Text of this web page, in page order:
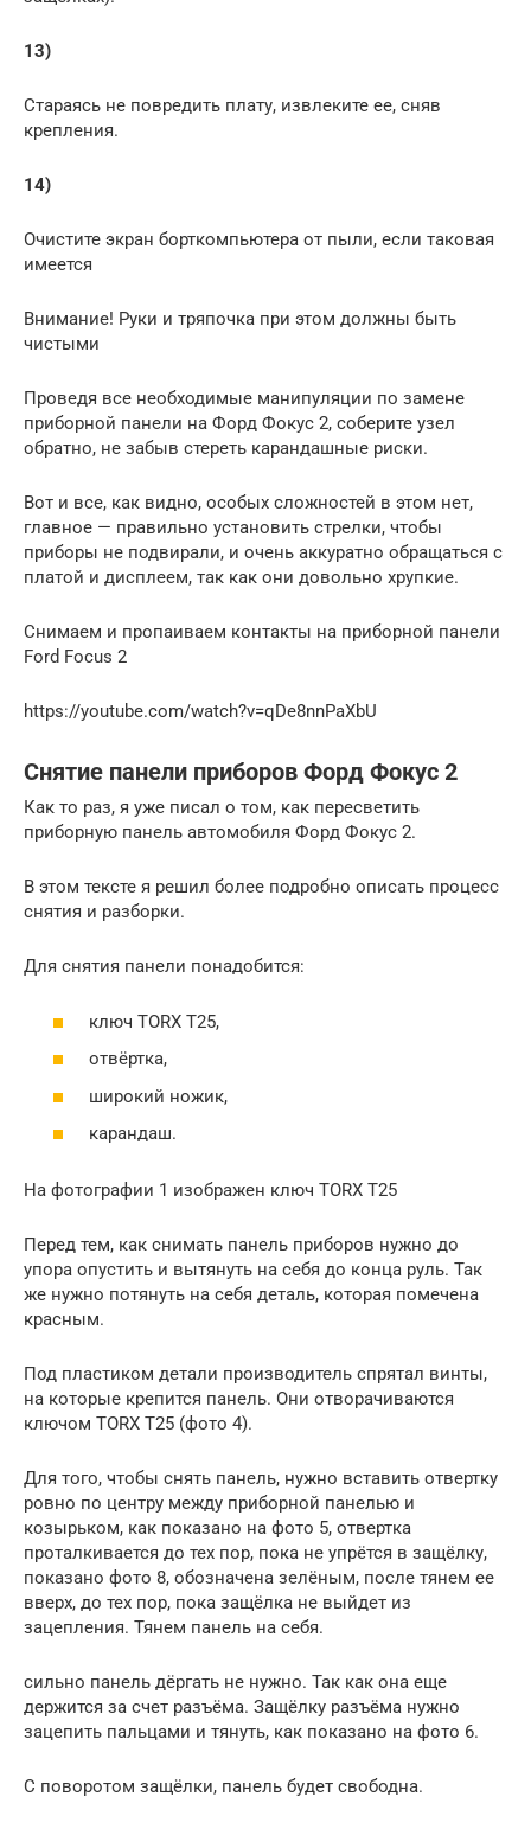
13)
Стараясь не повредить плату, извлеките ее, сняв
крепления.
14)
Очистите экран борткомпьютера от пыли, если таковая
имеется
Внимание! Руки и тряпочка при этом должны быть
чистыми
Проведя все необходимые манипуляции по замене
приборной панели на Форд Фокус 2, соберите узел
обратно, не забыв стереть карандашные риски.
Вот и все, как видно, особых сложностей в этом нет,
главное — правильно установить стрелки, чтобы
приборы не подвирали, и очень аккуратно обращаться с
платой и дисплеем, так как они довольно хрупкие.
Снимаем и пропаиваем контакты на приборной панели
Ford Focus 2
https://youtube.com/watch?v=qDe8nnPaXbU
Снятие панели приборов Форд Фокус 2
Как то раз, я уже писал о том, как пересветить
приборную панель автомобиля Форд Фокус 2.
В этом тексте я решил более подробно описать процесс
снятия и разборки.
Для снятия панели понадобится:
ключ TORX T25,
отвёртка,
широкий ножик,
карандаш.
На фотографии 1 изображен ключ TORX T25
Перед тем, как снимать панель приборов нужно до
упора опустить и вытянуть на себя до конца руль. Так
же нужно потянуть на себя деталь, которая помечена
красным.
Под пластиком детали производитель спрятал винты,
на которые крепится панель. Они отворачиваются
ключом TORX T25 (фото 4).
Для того, чтобы снять панель, нужно вставить отвертку
ровно по центру между приборной панелью и
козырьком, как показано на фото 5, отвертка
проталкивается до тех пор, пока не упрётся в защёлку,
показано фото 8, обозначена зелёным, после тянем ее
вверх, до тех пор, пока защёлка не выйдет из
зацепления. Тянем панель на себя.
сильно панель дёргать не нужно. Так как она еще
держится за счет разъёма. Защёлку разъёма нужно
зацепить пальцами и тянуть, как показано на фото 6.
С поворотом защёлки, панель будет свободна.